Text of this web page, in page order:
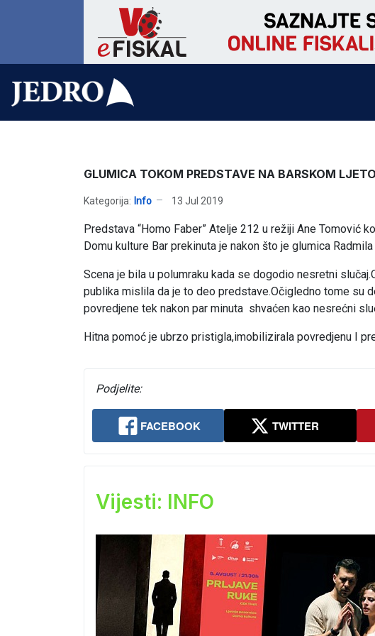
GLUMICA TOKOM PREDSTAVE NA BARSKOM
Kategorija: Info 13 Jul 2019
Predstava “Homo Faber” Atelje 212 u režiji Ane Tomović
Domu kulture Bar prekinuta je nakon što je glumica
Scena je bila u polumraku kada se dogodio nesretni
publika mislila da je to deo predstave.Očigledno tome su
povredjene tek nakon par minuta shvaćen kao nesrećni
Hitna pomoć je ubrzo pristigla,imobilizirala povredjenu I
Podjelite:
FACEBOOK TWITTER
Vijesti: INFO